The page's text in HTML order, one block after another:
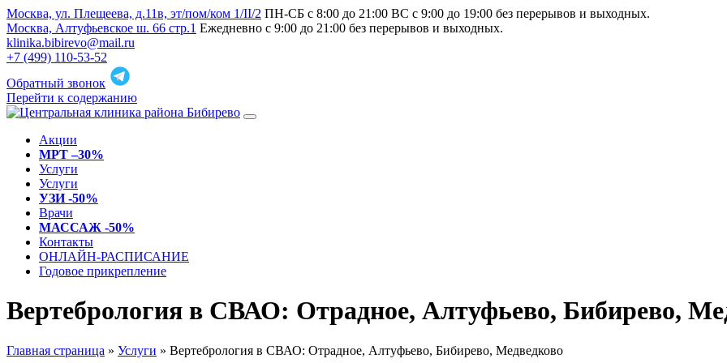
Москва, ул. Плещеева, д.11в, эт/пом/ком 1/II/2 ПН-СБ с 8:00 до 21:00 ВС с 9:00 до 19:00 без перерывов и выходных.
Москва, Алтуфьевское ш. 66 стр.1 Ежедневно с 9:00 до 21:00 без перерывов и выходных.
klinika.bibirevo@mail.ru
+7 (499) 110-53-52
Обратный звонок
Перейти к содержанию
Акции
МРТ –30%
Услуги
Услуги
УЗИ -50%
Врачи
МАССАЖ -50%
Контакты
ОНЛАЙН-РАСПИСАНИЕ
Годовое прикрепление
Вертебрология в СВАО: Отрадное, Алтуфьево, Бибирево,
Главная страница » Услуги » Вертебрология в СВАО: Отрадное, Алтуфьево, Бибирево, Медведково